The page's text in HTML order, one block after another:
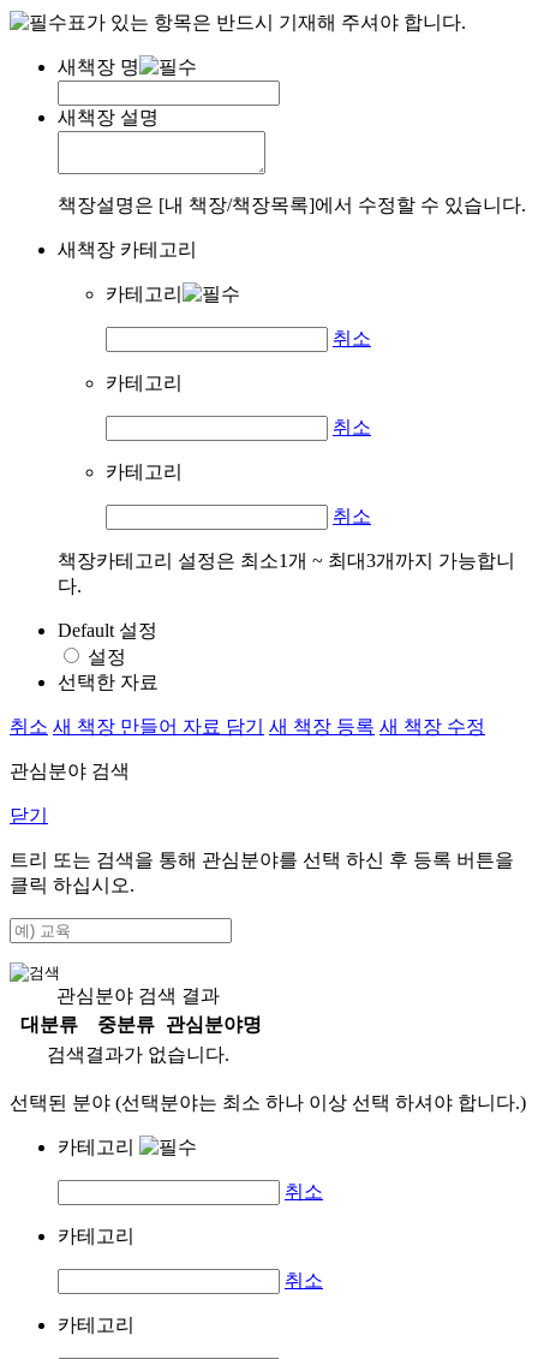
표가 있는 항목은 반드시 기재해 주셔야 합니다.
새책장 명
새책장 설명
책장설명은 [내 책장/책장목록]에서 수정할 수 있습니다.
새책장 카테고리
카테고리
취소
카테고리
취소
카테고리
취소
책장카테고리 설정은 최소1개 ~ 최대3개까지 가능합니
다.
Default 설정
설정
선택한 자료
취소 새 책장 만들어 자료 담기 새 책장 등록 새 책장 수정
관심분야 검색
닫기
트리 또는 검색을 통해 관심분야를 선택 하신 후 등록 버튼을
클릭 하십시오.
관심분야 검색 결과
대분류
중분류
관심분야명
검색결과가 없습니다.
선택된 분야 (선택분야는 최소 하나 이상 선택 하셔야 합니다.)
카테고리
취소
카테고리
취소
카테고리